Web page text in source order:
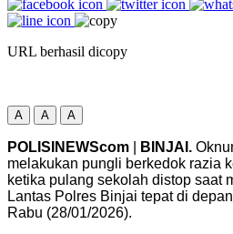
URL berhasil dicopy
A A A
POLISINEWScom BINJAI.
melakukan pungli berkedok razia
ketika pulang sekolah distop saat
Lantas Polres Binjai tepat di
Rabu (28/01/2026).